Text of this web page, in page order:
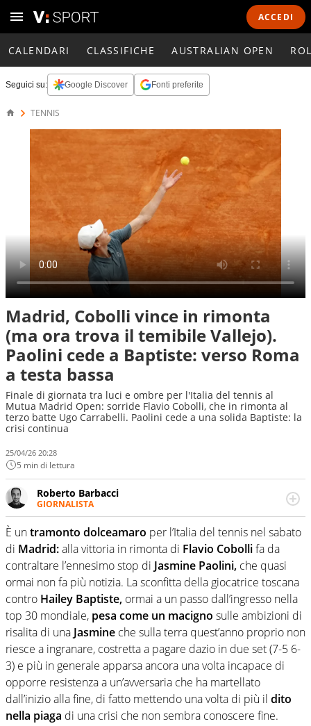
ACCEDI
CALENDARI CLASSIFICHE AUSTRALIAN OPEN
Seguici su: Google Discover Fonti preferite
TENNIS
Madrid, Cobolli vince in rimonta
(ma ora trova il temibile Vallejo).
Paolini cede a Baptiste: verso Roma
a testa bassa
Finale di giornata tra luci e ombre per l'Italia del tennis al
Mutua Madrid Open: sorride Flavio Cobolli, che in rimonta al
terzo batte Ugo Carrabelli. Paolini cede a una solida Baptiste: la
crisi continua
25/04/26 20:28
5 min di lettura
Roberto Barbacci
GIORNALISTA
Giornalista (pubblicista) sportivo a tutto campo, è il
tuttologo di Virgilio Sport. Provate a chiedergli di boxe, di
scherma, di volley o di curling: ve ne farà innamorare
È untramonto dolceamaro per l’Italia del tennis nel sabato
di Madrid:alla vittoria in rimonta di Flavio Cobollifa da
contraltare l’ennesimo stop di Jasmine Paolini, che quasi
ormai non fa più notizia. La sconfitta della giocatrice toscana
contro Hailey Baptiste, ormai a un passo dall’ingresso nella
top 30 mondiale, pesa come un macigno sulle ambizioni di
risalita di una Jasmine che sulla terra quest’anno proprio non
riesce a ingranare, costretta a pagare dazio in due set (7-5 6-
3) e più in generale apparsa ancora una volta incapace di
opporre resistenza a un’avversaria che ha martellato
dall’inizio alla fine, di fatto mettendo una volta di più il dito
nella piaga di una crisi che non sembra conoscere fine.